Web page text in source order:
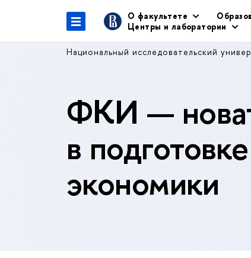
О факультете
Центры и лаборатории
Национальный исследовательский
ФКИ —
в
экономики